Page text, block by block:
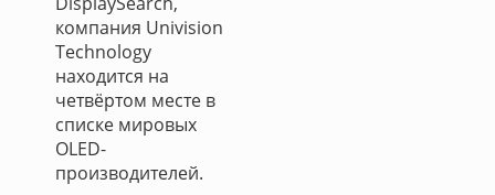
компания Univision
Technology
находится на
четвёртом месте в
списке мировых
OLED-
производителей.